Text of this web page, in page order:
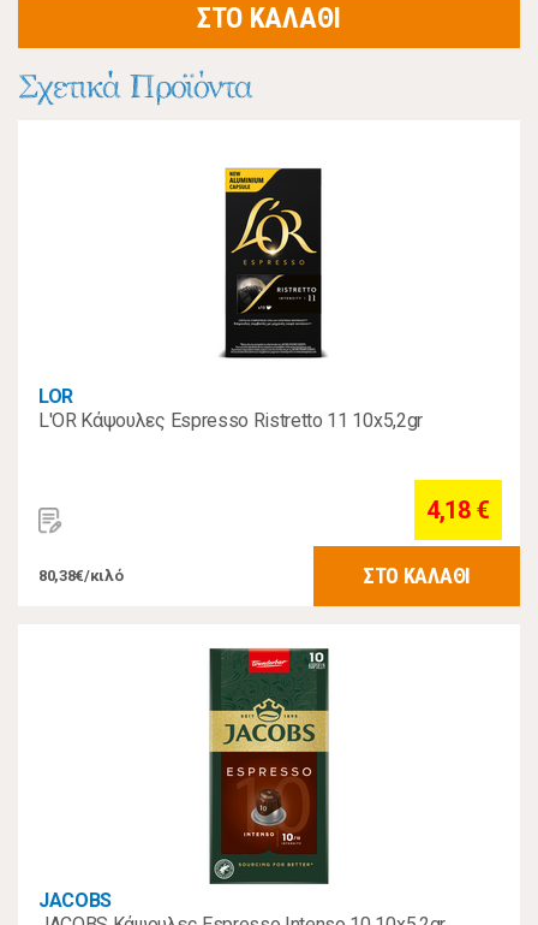
ΣΤΟ ΚΑΛΑΘΙ
Σχετικά Προϊόντα
LOR
L'OR Κάψουλες Espresso Ristretto 11 10x5,2gr
4,18 €
80,38€/κιλό ΣΤΟ ΚΑΛΑΘΙ
JACOBS